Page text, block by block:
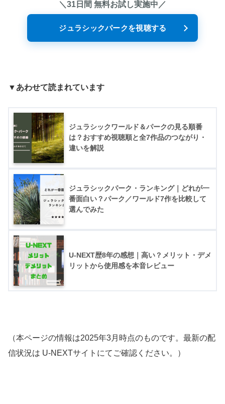
＼31日間 無料お試し実施中／
ジュラシックパークを視聴する
▼あわせて読まれています
ジュラシックワールド＆パークの見る順番
は？おすすめ視聴順と全7作品のつながり・
違いを解説
ジュラシックパーク・ランキング｜どれが一
番面白い？パーク／ワールド7作を比較して
選んでみた
U-NEXT歴8年の感想｜高い？メリット・デメ
リットから使用感を本音レビュー
（本ページの情報は2025年3月時点のものです。最新の配
信状況は U-NEXTサイトにてご確認ください。）